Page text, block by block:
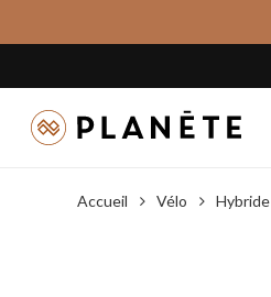
to
content
Accueil Vélo Hybride